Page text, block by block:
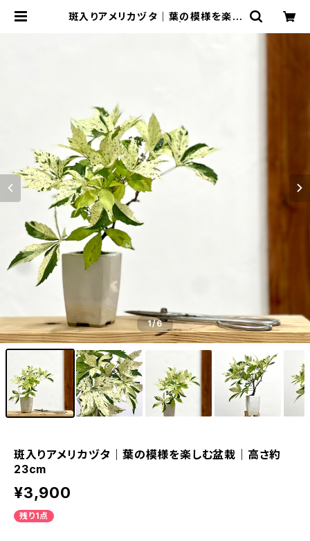
斑入りアメリカヅタ｜葉の模様を楽し
1/6
斑入りアメリカヅタ｜葉の模様を楽しむ盆栽｜高さ約
23cm
¥3,900
残り1点